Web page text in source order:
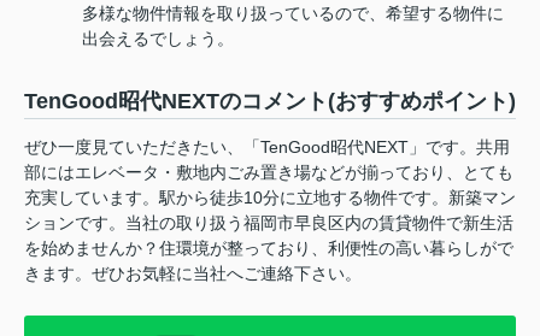
多様な物件情報を取り扱っているので、希望する物件に
出会えるでしょう。
TenGood昭代NEXTのコメント(おすすめポイント)
ぜひ一度見ていただきたい、「TenGood昭代NEXT」です。共用
部にはエレベータ・敷地内ごみ置き場などが揃っており、とても
充実しています。駅から徒歩10分に立地する物件です。新築マン
ションです。当社の取り扱う福岡市早良区内の賃貸物件で新生活
を始めませんか？住環境が整っており、利便性の高い暮らしがで
きます。ぜひお気軽に当社へご連絡下さい。